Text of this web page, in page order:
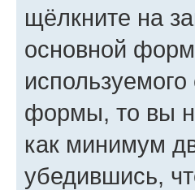
щёлкните на
основной
формы, то вы
как минимум
убедившись,